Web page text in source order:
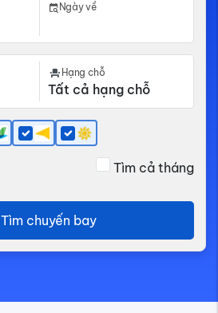
Ngày về
Hạng chỗ
Tìm cả tháng
Tìm chuyến bay